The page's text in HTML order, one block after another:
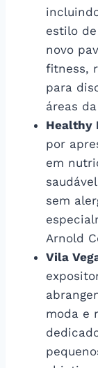
estilo
novo
fitness,
para
áreas
Healthy
por
em
sem
Arnold
Vila
moda e